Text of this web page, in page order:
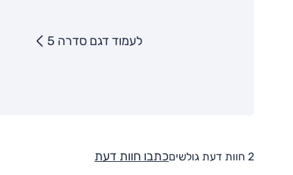
לעמוד דגם סדרה 5
2 חוות דעת גולשים כתבו חוות דעת